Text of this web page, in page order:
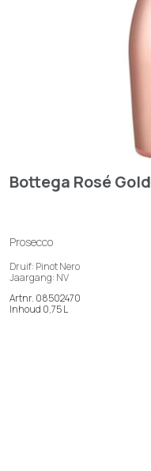
Bottega Rosé Gold
Prosecco
Druif: Pinot Nero
Jaargang: NV
Artnr. 08502470
Inhoud 0,75 L